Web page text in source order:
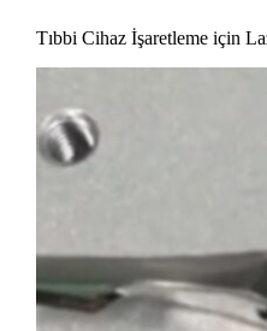
Tıbbi Cihaz İşaretleme için